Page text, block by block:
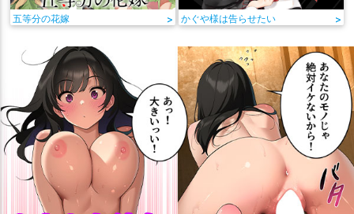
五等分の花嫁 > かぐや様は告らせたい >